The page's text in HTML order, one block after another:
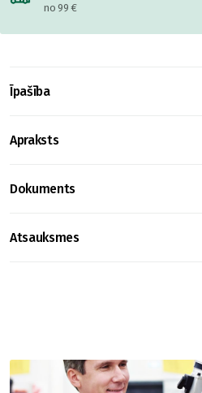
no 99 €
Īpašība
Apraksts
Dokuments
Atsauksmes